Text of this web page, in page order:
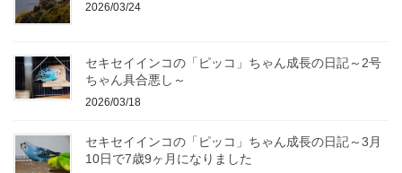
2026/03/24
セキセイインコの「ピッコ」ちゃん成長の日記～2号
ちゃん具合悪し～
2026/03/18
セキセイインコの「ピッコ」ちゃん成長の日記～3月
10日で7歳9ヶ月になりました